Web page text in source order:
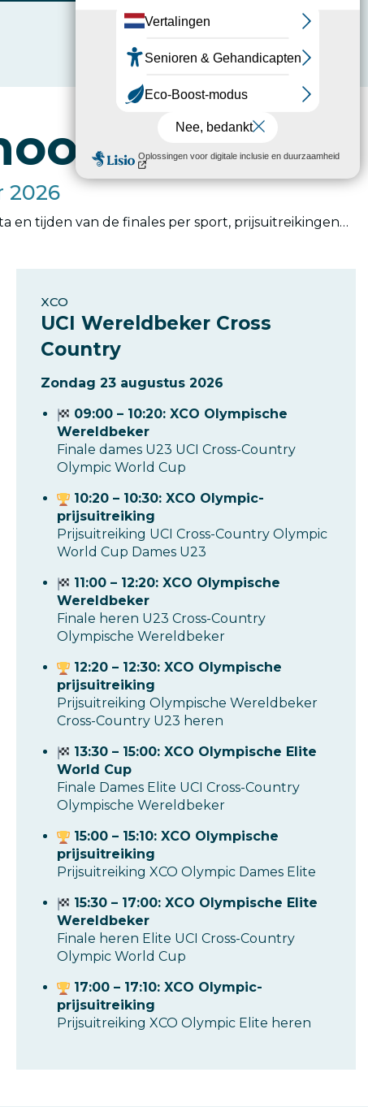
2026
en tijden van de finales per sport, prijsuitreikingen…
XCO
UCI Wereldbeker Cross
Country
Zondag 23 augustus 2026
09:00 – 10:20: XCO Olympische
Wereldbeker
Finale dames U23 UCI Cross-Country
Olympic World Cup
10:20 – 10:30: XCO Olympic-
prijsuitreiking
Prijsuitreiking UCI Cross-Country Olympic
World Cup Dames U23
11:00 – 12:20: XCO Olympische
Wereldbeker
Finale heren U23 Cross-Country
Olympische Wereldbeker
12:20 – 12:30: XCO Olympische
prijsuitreiking
Prijsuitreiking Olympische Wereldbeker
Cross-Country U23 heren
13:30 – 15:00: XCO Olympische Elite
World Cup
Finale Dames Elite UCI Cross-Country
Olympische Wereldbeker
15:00 – 15:10: XCO Olympische
prijsuitreiking
Prijsuitreiking XCO Olympic Dames Elite
15:30 – 17:00: XCO Olympische Elite
Wereldbeker
Finale heren Elite UCI Cross-Country
Olympic World Cup
17:00 – 17:10: XCO Olympic-
prijsuitreiking
Prijsuitreiking XCO Olympic Elite heren